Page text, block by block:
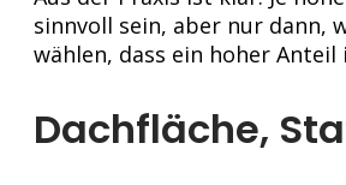
sinnvoll sein, aber nur dann,
wählen, dass ein hoher
Dachfläche,